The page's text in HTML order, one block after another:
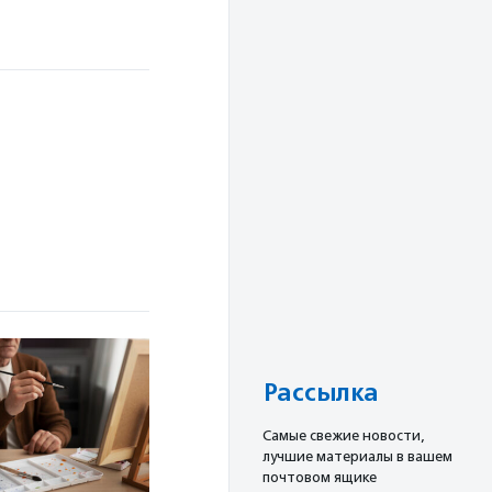
Рассылка
Cамые свежие новости,
лучшие материалы в вашем
почтовом ящике